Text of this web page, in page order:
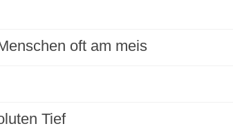
oft am meis
Tief